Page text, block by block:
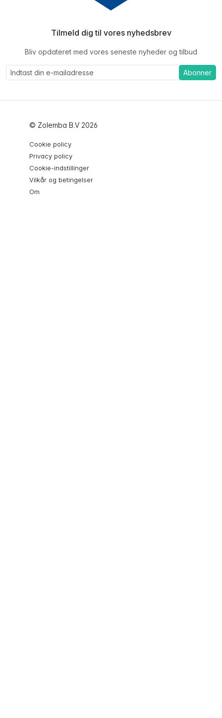
Tilmeld dig til vores nyhedsbrev
Bliv opdateret med vores seneste nyheder og tilbud
Abonner
© Zolemba B.V 2026
Cookie policy
Privacy policy
Cookie-indstillinger
Vilkår og betingelser
Om